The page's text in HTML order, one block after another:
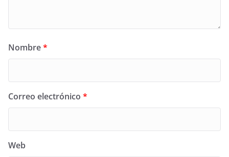
Nombre*
Correo electrónico *
Web